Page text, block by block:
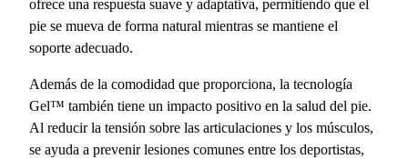
ofrece una respuesta suave y adaptativa, permitiendo que el
pie se mueva de forma natural mientras se mantiene el
soporte adecuado.
Además de la comodidad que proporciona, la tecnología
Gel™ también tiene un impacto positivo en la salud del pie.
Al reducir la tensión sobre las articulaciones y los músculos,
se ayuda a prevenir lesiones comunes entre los deportistas,